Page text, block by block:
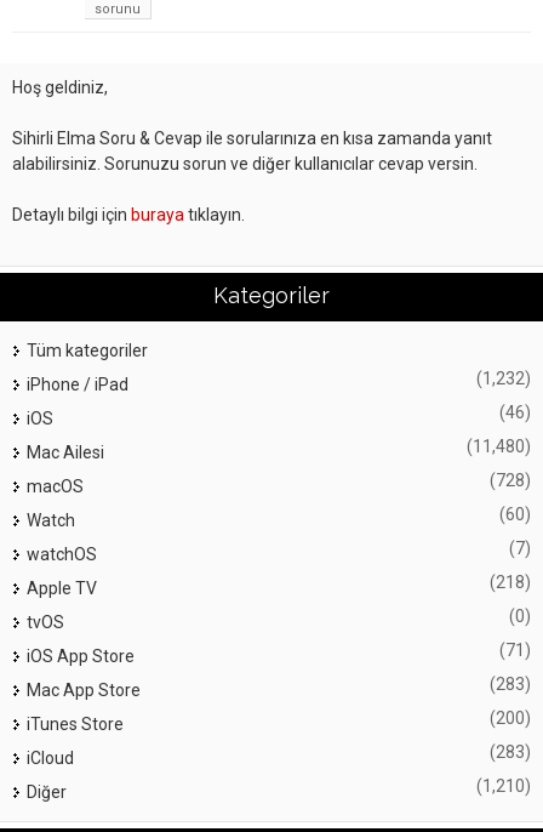
sorunu
Hoş geldiniz,
Sihirli Elma Soru & Cevap ile sorularınıza en kısa zamanda yanıt
alabilirsiniz. Sorunuzu sorun ve diğer kullanıcılar cevap versin.
Detaylı bilgi için buraya tıklayın.
Kategoriler
Tüm kategoriler
iPhone / iPad
(1,232)
iOS (46)
Mac Ailesi (11,480)
macOS (728)
Watch (60)
watchOS (7)
Apple TV (218)
tvOS (0)
iOS App Store (71)
Mac App Store (283)
iTunes Store (200)
iCloud (283)
Diğer (1,210)